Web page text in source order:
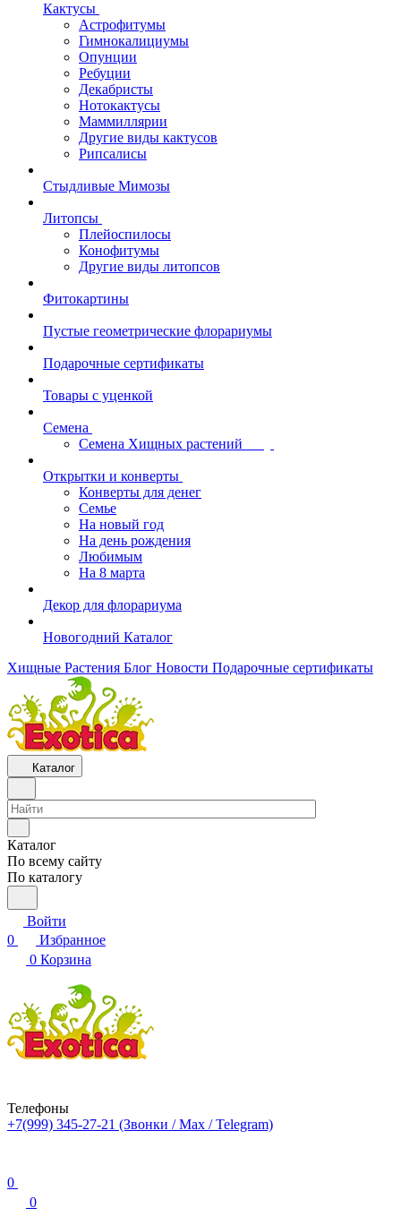
Кактусы
Астрофитумы
Гимнокалициумы
Опунции
Ребуции
Декабристы
Нотокактусы
Маммиллярии
Другие виды кактусов
Рипсалисы
Стыдливые Мимозы
Литопсы
Плейоспилосы
Конофитумы
Другие виды литопсов
Фитокартины
Пустые геометрические флорариумы
Подарочные сертификаты
Товары с уценкой
Семена
Семена Хищных растений
Открытки и конверты
Конверты для денег
Семье
На новый год
На день рождения
Любимым
На 8 марта
Декор для флорариума
Новогодний Каталог
Хищные Растения Блог Новости Подарочные сертификаты
Каталог
Каталог
По всему сайту
По каталогу
Войти
0
Избранное
0 Корзина
Телефоны
+7(999) 345-27-21 (Звонки / Max / Telegram)
0
0